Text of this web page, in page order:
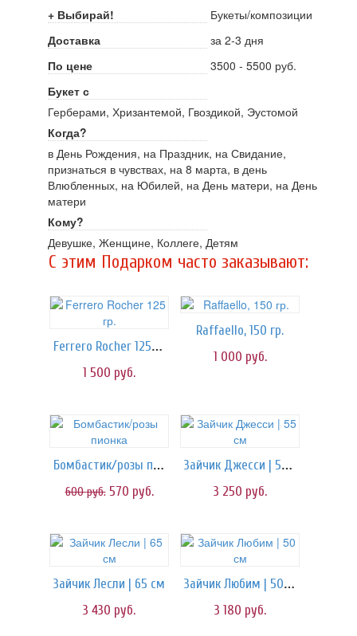
+ Выбирай!
Букеты/композиции
Доставка
за 2-3 дня
По цене
3500 - 5500 руб.
Букет с
Герберами, Хризантемой, Гвоздикой, Эустомой
Когда?
в День Рождения, на Праздник, на Свидание,
признаться в чувствах, на 8 марта, в день
Влюбленных, на Юбилей, на День матери, на День
матери
Кому?
Девушке, Женщине, Коллеге, Детям
C этим Подарком часто заказывают:
Ferrero Rocher 125 гр.
1 500 руб.
Raffaello, 150 гр.
1 000 руб.
Бомбастик/розы пионка
600руб. 570 руб.
Зайчик Джесси | 55 см
3 250 руб.
Зайчик Лесли | 65 см
3 430 руб.
Зайчик Любим | 50 см
3 180 руб.